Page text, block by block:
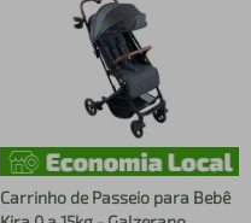
Carrinho de Passeio para Bebê